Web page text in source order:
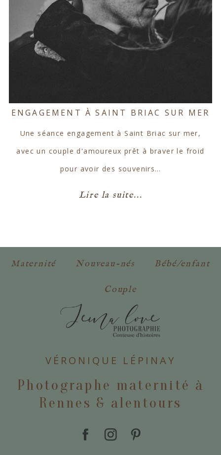
ENGAGEMENT À SAINT BRIAC SUR MER
Une séance engagement à Saint Briac sur mer,
avec un couple d'amoureux prêt à braver le froid
pour avoir des souvenirs…
Lire la suite...
Maternité Nouveau-nés Bébé/enfant
Couple
VÉRONIQUE LÉPINAY
Photographe maternité à
Rennes & alentours